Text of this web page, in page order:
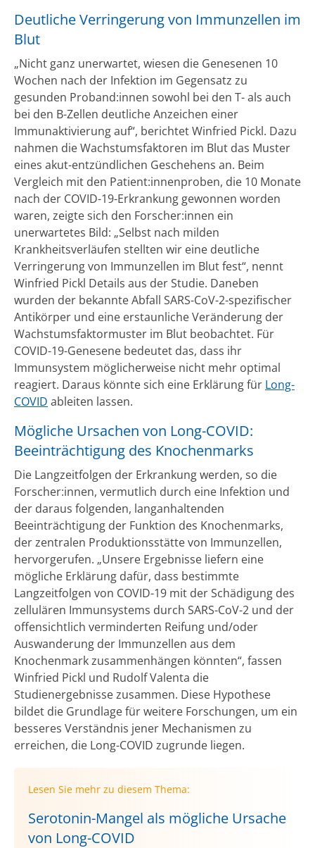
Deutliche Verringerung von Immunzellen im
Blut
„Nicht ganz unerwartet, wiesen die Genesenen 10
Wochen nach der Infektion im Gegensatz zu
gesunden Proband:innen sowohl bei den T- als auch
bei den B-Zellen deutliche Anzeichen einer
Immunaktivierung auf“, berichtet Winfried Pickl. Dazu
nahmen die Wachstumsfaktoren im Blut das Muster
eines akut-entzündlichen Geschehens an. Beim
Vergleich mit den Patient:innenproben, die 10 Monate
nach der COVID-19-Erkrankung gewonnen worden
waren, zeigte sich den Forscher:innen ein
unerwartetes Bild: „Selbst nach milden
Krankheitsverläufen stellten wir eine deutliche
Verringerung von Immunzellen im Blut fest“, nennt
Winfried Pickl Details aus der Studie. Daneben
wurden der bekannte Abfall SARS-CoV-2-spezifischer
Antikörper und eine erstaunliche Veränderung der
Wachstumsfaktormuster im Blut beobachtet. Für
COVID-19-Genesene bedeutet das, dass ihr
Immunsystem möglicherweise nicht mehr optimal
reagiert. Daraus könnte sich eine Erklärung für Long-
COVID ableiten lassen.
Mögliche Ursachen von Long-COVID:
Beeinträchtigung des Knochenmarks
Die Langzeitfolgen der Erkrankung werden, so die
Forscher:innen, vermutlich durch eine Infektion und
der daraus folgenden, langanhaltenden
Beeinträchtigung der Funktion des Knochenmarks,
der zentralen Produktionsstätte von Immunzellen,
hervorgerufen. „Unsere Ergebnisse liefern eine
mögliche Erklärung dafür, dass bestimmte
Langzeitfolgen von COVID-19 mit der Schädigung des
zellulären Immunsystems durch SARS-CoV-2 und der
offensichtlich verminderten Reifung und/oder
Auswanderung der Immunzellen aus dem
Knochenmark zusammenhängen könnten“, fassen
Winfried Pickl und Rudolf Valenta die
Studienergebnisse zusammen. Diese Hypothese
bildet die Grundlage für weitere Forschungen, um ein
besseres Verständnis jener Mechanismen zu
erreichen, die Long-COVID zugrunde liegen.
Lesen Sie mehr zu diesem Thema:
Serotonin-Mangel als mögliche Ursache
von Long-COVID